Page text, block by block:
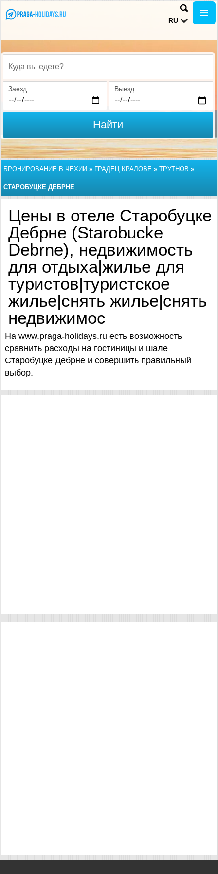
RU
Куда вы едете?
Заезд Выезд
Найти
БРОНИРОВАНИЕ В ЧЕХИИ » ГРАДЕЦ КРАЛОВЕ » ТРУТНОВ »
СТАРОБУЦКЕ ДЕБРНЕ
Цены в отеле Старобуцке
Дебрне (Starobucke
Debrne), недвижимость
для отдыха|жилье для
туристов|туристское
жилье|снять жилье|снять
недвижимос
На www.praga-holidays.ru есть возможность
сравнить расходы на гостиницы и шале
Старобуцке Дебрне и совершить правильный
выбор.